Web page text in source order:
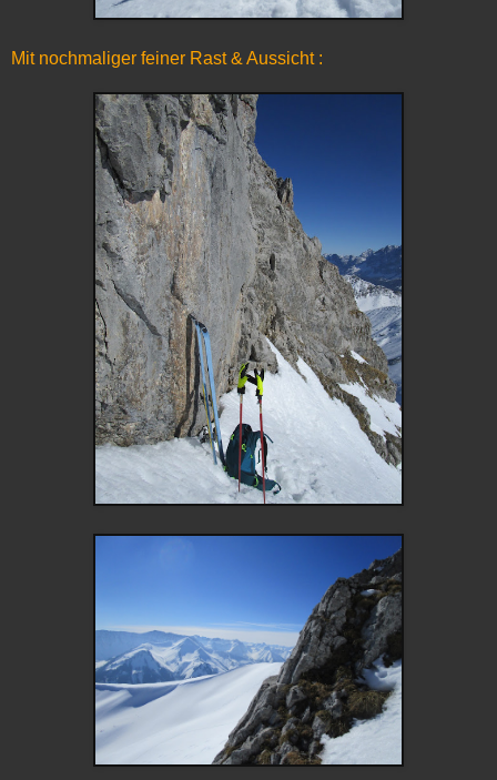
Mit nochmaliger feiner Rast & Aussicht :